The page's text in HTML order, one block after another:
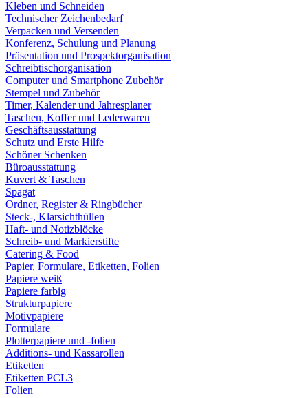
Kleben und Schneiden
Technischer Zeichenbedarf
Verpacken und Versenden
Konferenz, Schulung und Planung
Präsentation und Prospektorganisation
Schreibtischorganisation
Computer und Smartphone Zubehör
Stempel und Zubehör
Timer, Kalender und Jahresplaner
Taschen, Koffer und Lederwaren
Geschäftsausstattung
Schutz und Erste Hilfe
Schöner Schenken
Büroausstattung
Kuvert & Taschen
Spagat
Ordner, Register & Ringbücher
Steck-, Klarsichthüllen
Haft- und Notizblöcke
Schreib- und Markierstifte
Catering & Food
Papier, Formulare, Etiketten, Folien
Papiere weiß
Papiere farbig
Strukturpapiere
Motivpapiere
Formulare
Plotterpapiere und -folien
Additions- und Kassarollen
Etiketten
Etiketten PCL3
Folien